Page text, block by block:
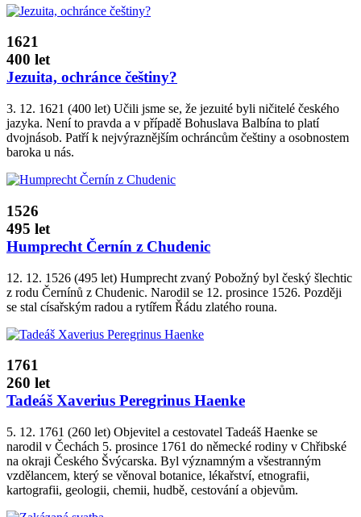
1621
400 let
Jezuita, ochránce češtiny?
3. 12. 1621 (400 let) Učili jsme se, že jezuité byli ničitelé českého
jazyka. Není to pravda a v případě Bohuslava Balbína to platí
dvojnásob. Patří k nejvýraznějším ochráncům češtiny a osobnostem
baroka u nás.
1526
495 let
Humprecht Černín z Chudenic
12. 12. 1526 (495 let) Humprecht zvaný Pobožný byl český šlechtic
z rodu Černínů z Chudenic. Narodil se 12. prosince 1526. Později
se stal císařským radou a rytířem Řádu zlatého rouna.
1761
260 let
Tadeáš Xaverius Peregrinus Haenke
5. 12. 1761 (260 let) Objevitel a cestovatel Tadeáš Haenke se
narodil v Čechách 5. prosince 1761 do německé rodiny v Chřibské
na okraji Českého Švýcarska. Byl významným a všestranným
vzdělancem, který se věnoval botanice, lékařství, etnografii,
kartografii, geologii, chemii, hudbě, cestování a objevům.